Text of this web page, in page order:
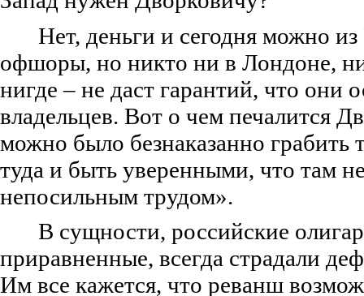
Нет, деньги и сегодня можно
офшоры, но никто ни в Лондоне,
нигде – не даст гарантий, что они
владельцев. Вот о чем печалится
можно было безнаказанно грабить
туда и быть уверенными, что там
непосильным трудом».
В сущности, российские
приравненные, всегда страдали
Им все кажется, что реванш